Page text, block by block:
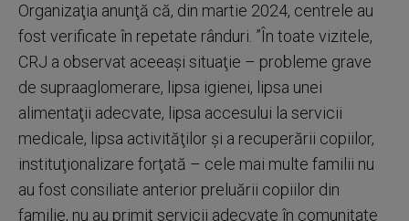
Organizaţia anunţă că, din martie 2024, centrele au
fost verificate în repetate rânduri. ”În toate vizitele,
CRJ a observat aceeaşi situaţie – probleme grave
de supraaglomerare, lipsa igienei, lipsa unei
alimentaţii adecvate, lipsa accesului la servicii
medicale, lipsa activităţilor şi a recuperării copiilor,
instituţionalizare forţată – cele mai multe familii nu
au fost consiliate anterior preluării copiilor din
familie, nu au primit servicii adecvate în comunitate